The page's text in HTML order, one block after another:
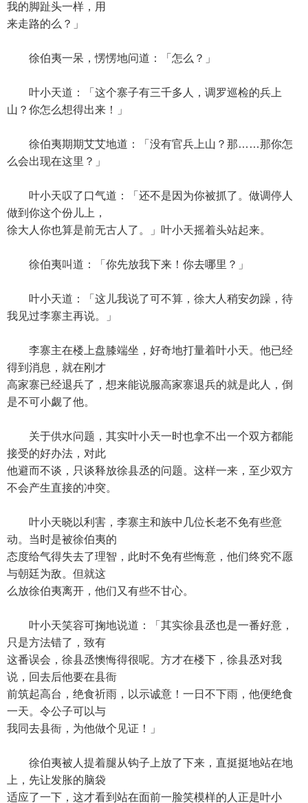
我的脚趾头一样，用
来走路的么？」
徐伯夷一呆，愣愣地问道：「怎么？」
叶小天道：「这个寨子有三千多人，调罗巡检的兵上
山？你怎么想得出来！」
徐伯夷期期艾艾地道：「没有官兵上山？那……那你怎
么会出现在这里？」
叶小天叹了口气道：「还不是因为你被抓了。做调停人
做到你这个份儿上，
徐大人你也算是前无古人了。」叶小天摇着头站起来。
徐伯夷叫道：「你先放我下来！你去哪里？」
叶小天道：「这儿我说了可不算，徐大人稍安勿躁，待
我见过李寨主再说。」
李寨主在楼上盘膝端坐，好奇地打量着叶小天。他已经
得到消息，就在刚才
高家寨已经退兵了，想来能说服高家寨退兵的就是此人，倒
是不可小觑了他。
关于供水问题，其实叶小天一时也拿不出一个双方都能
接受的好办法，对此
他避而不谈，只谈释放徐县丞的问题。这样一来，至少双方
不会产生直接的冲突。
叶小天晓以利害，李寨主和族中几位长老不免有些意
动。当时是被徐伯夷的
态度给气得失去了理智，此时不免有些悔意，他们终究不愿
与朝廷为敌。但就这
么放徐伯夷离开，他们又有些不甘心。
叶小天笑容可掬地说道：「其实徐县丞也是一番好意，
只是方法错了，致有
这番误会，徐县丞懊悔得很呢。方才在楼下，徐县丞对我
说，回去后他要在县衙
前筑起高台，绝食祈雨，以示诚意！一日不下雨，他便绝食
一天。令公子可以与
我同去县衙，为他做个见证！」
徐伯夷被人提着腿从钩子上放了下来，直挺挺地站在地
上，先让发胀的脑袋
适应了一下，这才看到站在面前一脸笑模样的人正是叶小